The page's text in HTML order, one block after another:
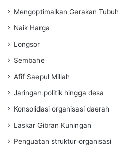
Mengoptimalkan Gerakan Tubuh
Naik Harga
Longsor
Sembahe
Afif Saepul Millah
Jaringan politik hingga desa
Konsolidasi organisasi daerah
Laskar Gibran Kuningan
Penguatan struktur organisasi